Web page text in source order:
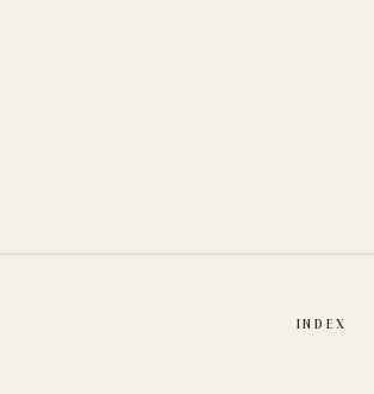
INDEX